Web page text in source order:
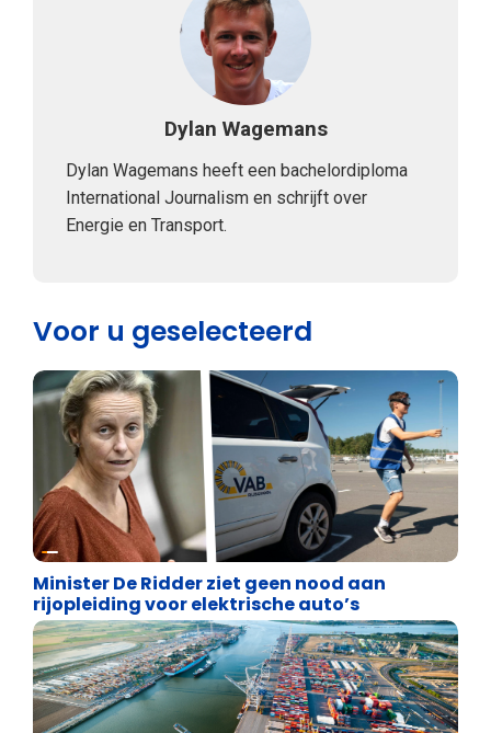
Dylan Wagemans
Dylan Wagemans heeft een bachelordiploma
International Journalism en schrijft over
Energie en Transport.
Voor u geselecteerd
Energie en transport
Minister De Ridder ziet geen nood aan
rijopleiding voor elektrische auto’s